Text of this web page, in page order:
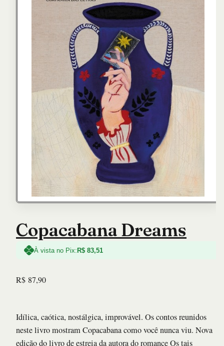
Copacabana Dreams
À vista no Pix:R$ 83,51
R$ 87,90
Idílica, caótica, nostálgica, improvável. Os contos reunidos
neste livro mostram Copacabana como você nunca viu. Nova
edição do livro de estreia da autora do romance Os tais